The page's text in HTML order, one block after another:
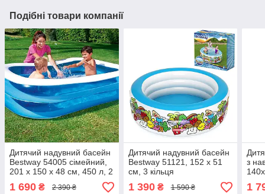
Подібні товари компанії
Дитячий надувний басейн
Bestway 54005 сімейний,
201 х 150 х 48 см, 450 л, 2
кільця
1 690 ₴ 2 390 ₴
Дитячий надувний басейн
Bestway 51121, 152 х 51
см, 3 кільця
1 390₴ 1 590 ₴
з
1